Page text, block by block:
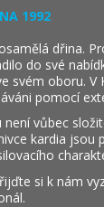
1992
dřina.
do své
svém oboru.
pomocí
vůbec
kardia jsou
si k nám